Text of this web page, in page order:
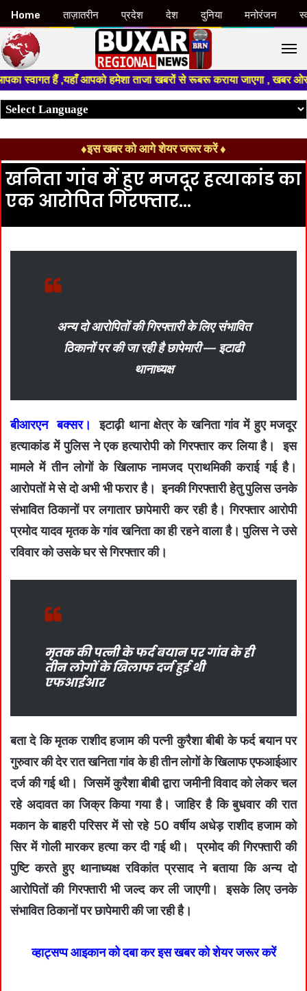
हैं ,यहाँ आपको हमेशा ताजा खबरों से रूबरू कराया जाएगा , खबर ओर
♦इस खबर को आगे शेयर जरूर करें ♦
खनिता गांव में हुए मजदूर हत्याकांड का
एक आरोपित गिरफ्तार…
अन्य दो आरोपितों की गिरफ्तारी के लिए संभावित
ठिकानों पर की जा रही है छापेमारी — इटाढी
थानाध्यक्ष
बीआरएन बक्सर।
इटाढ़ी थाना क्षेत्र के खनिता गांव में हुए मजदूर
हत्याकांड में पुलिस ने एक हत्यारोपी को गिरफ्तार कर लिया है। इस
मामले में तीन लोगों के खिलाफ नामजद प्राथमिकी कराई गई है।
आरोपतों मे से दो अभी भी फरार है। इनकी गिरफ्तारी हेतु पुलिस उनके
संभावित ठिकानों पर लगातार छापेमारी कर रही है। गिरफ्तार आरोपी
प्रमोद यादव मृतक के गांव खनिता का ही रहने वाला है। पुलिस ने उसे
रविवार को उसके घर से गिरफ्तार की।
मृतक की पत्नी के फर्द बयान पर गांव के ही
तीन लोगों के खिलाफ दर्ज हुई थी
एफआईआर
बता दे कि मृतक राशीद हजाम की पत्नी कुरैशा बीबी के फर्द बयान पर
गुरुवार की देर रात खनिता गांव के ही तीन लोगों के खिलाफ एफआईआर
दर्ज की गई थी। जिसमें कुरैशा बीबी द्वारा जमीनी विवाद को लेकर चल
रहे अदावत का जिक्र किया गया है। जाहिर है कि बुधवार की रात
मकान के बाहरी परिसर में सो रहे 50 वर्षीय अधेड़ राशीद हजाम को
सिर में गोली मारकर हत्या कर दी गई थी। प्रमोद की गिरफ्तारी की
पुष्टि करते हुए थानाध्यक्ष रविकांत प्रसाद ने बताया कि अन्य दो
आरोपितों की गिरफ्तारी भी जल्द कर ली जाएगी। इसके लिए उनके
संभावित ठिकानों पर छापेमारी की जा रही है।
व्हाट्सप्प आइकान को दबा कर इस खबर को शेयर जरूर करें
Home ताज़ातरीन प्रदेश देश दुनिया मनोरंजन